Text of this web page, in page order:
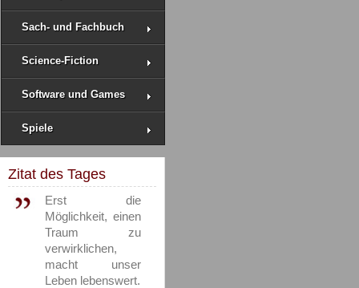
Sach- und Fachbuch
Science-Fiction
Software und Games
Spiele
Zitat des Tages
Erst die
Möglichkeit, einen
Traum zu
verwirklichen,
macht unser
Leben lebenswert.